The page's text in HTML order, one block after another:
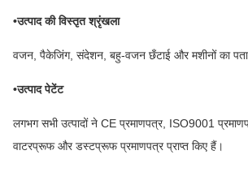
•उत्पाद की विस्तृत श्रृंखला
वजन, पैकेजिंग, संदेशन, बहु-वजन छँटाई और मशीनों का पता
•उत्पाद पेटेंट
लगभग सभी उत्पादों ने CE प्रमाणपत्र, ISO9001
वाटरप्रूफ और डस्टप्रूफ प्रमाणपत्र प्राप्त किए हैं।